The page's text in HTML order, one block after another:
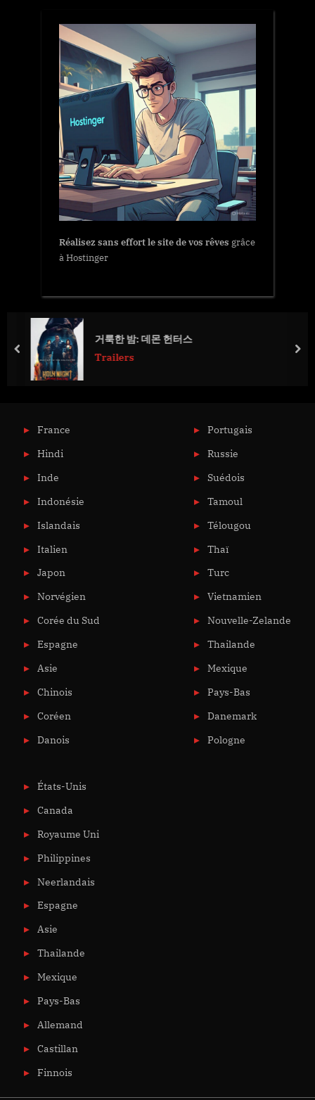
Réalisez sans effort le site de vos rêves grâce
à Hostinger
거룩한 밤: 데몬 헌터스
Trailers
prev
France
Hindi
Inde
Indonésie
Islandais
Italien
Japon
Norvégien
Corée du Sud
Espagne
Asie
Chinois
Coréen
Danois
Portugais
Russie
Suédois
Tamoul
Télougou
Thaï
Turc
Vietnamien
Nouvelle-Zelande
Thailande
Mexique
Pays-Bas
Danemark
Pologne
États-Unis
Canada
Royaume Uni
Philippines
Neerlandais
Espagne
Asie
Thailande
Mexique
Pays-Bas
Allemand
Castillan
Finnois